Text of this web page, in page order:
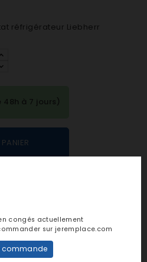
réfrigérateur Liebherr
48h à 7 jours)
d'avis
congés actuellement
sur jeremplace.com
commande